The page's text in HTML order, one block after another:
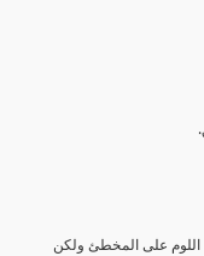
اللوم على المخطئ ولكن